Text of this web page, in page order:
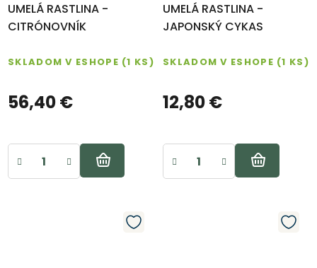
UMELÁ RASTLINA -
CITRÓNOVNÍK
SKLADOM V ESHOPE (1 KS)
56,40 €
UMELÁ RASTLINA -
JAPONSKÝ CYKAS
SKLADOM V ESHOPE (1 KS)
12,80 €